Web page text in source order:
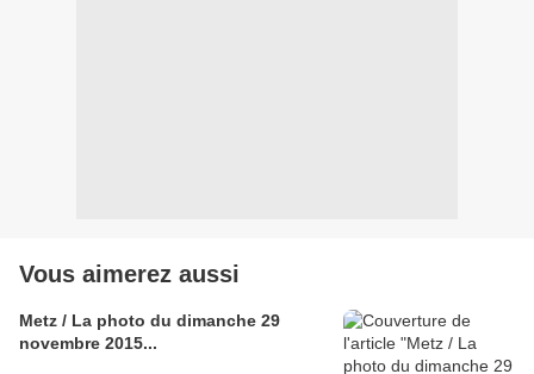
Vous aimerez aussi
Metz / La photo du dimanche 29
novembre 2015...